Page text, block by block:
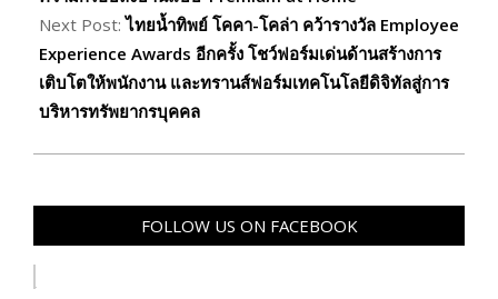
Next Post:ไทยน้ำทิพย์ โคคา-โคล่า คว้ารางวัล Employee
Experience Awards อีกครั้ง โชว์ฟอร์มเด่นด้านสร้างการ
เติบโตให้พนักงาน และทรานส์ฟอร์มเทคโนโลยีดิจิทัลสู่การ
บริหารทรัพยากรบุคคล
FOLLOW US ON FACEBOOK